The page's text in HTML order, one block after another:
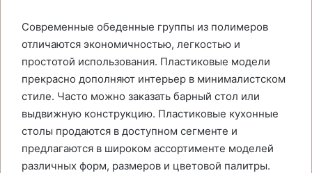
Современные обеденные группы из полимеров
отличаются экономичностью, легкостью и
простотой использования. Пластиковые модели
прекрасно дополняют интерьер в минималистском
стиле. Часто можно заказать барный стол или
выдвижную конструкцию. Пластиковые кухонные
столы продаются в доступном сегменте и
предлагаются в широком ассортименте моделей
различных форм, размеров и цветовой палитры.